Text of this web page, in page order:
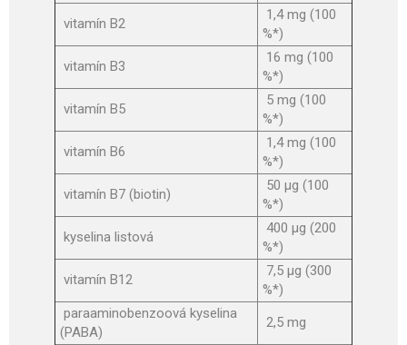
vitamín B2
1,4 mg (100
%*)
vitamín B3
16 mg (100
%*)
vitamín B5
5 mg (100
%*)
vitamín B6
1,4 mg (100
%*)
vitamín B7 (biotin)
50 µg (100
%*)
kyselina listová
400 µg (200
%*)
vitamín B12
7,5 µg (300
%*)
paraaminobenzoová kyselina
(PABA)
2,5 mg